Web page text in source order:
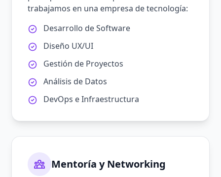
trabajamos en una empresa de tecnología:
Desarrollo de Software
Diseño UX/UI
Gestión de Proyectos
Análisis de Datos
DevOps e Infraestructura
Mentoría y Networking